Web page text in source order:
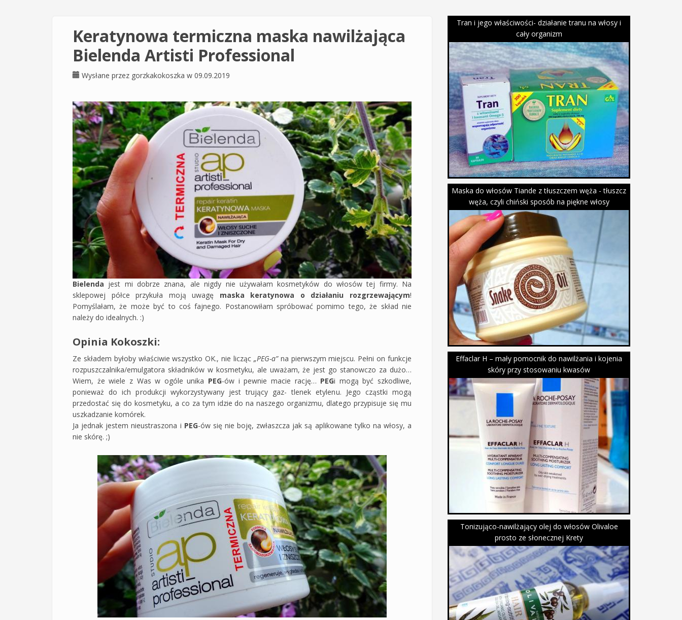
Keratynowa termiczna maska nawilżająca
Bielenda Artisti Professional
Wysłane przez gorzkakokoszka w 09.09.2019
Bielenda jest mi dobrze znana, ale nigdy nie używałam kosmetyków do włosów tej firmy. Na
sklepowej półce przykuła moją uwagę maska keratynowa o działaniu rozgrzewającym!
Pomyślałam, że może być to coś fajnego. Postanowiłam spróbować pomimo tego, że skład nie
należy do idealnych. :)
Opinia Kokoszki:
Ze składem byłoby właściwie wszystko OK., nie licząc „PEG-a”na pierwszym miejscu. Pełni on funkcje
rozpuszczalnika/emulgatora składników w kosmetyku, ale uważam, że jest go stanowczo za dużo…
Wiem, że wiele z Was w ogóle unika PEG-ów i pewnie macie rację… PEGi mogą być szkodliwe,
ponieważ do ich produkcji wykorzystywany jest trujący gaz- tlenek etylenu. Jego cząstki mogą
przedostać się do kosmetyku, a co za tym idzie do na naszego organizmu, dlatego przypisuje się mu
uszkadzanie komórek.
Ja jednak jestem nieustraszona i PEG-ów się nie boję, zwłaszcza jak są aplikowane tylko na włosy, a
nie skórę. ;)
Tran i jego właściwości- działanie tranu na włosy i
cały organizm
Maska do włosów Tiande z tłuszczem węża - tłuszcz
węża, czyli chiński sposób na piękne włosy
Effaclar H – mały pomocnik do nawilżania i kojenia
skóry przy stosowaniu kwasów
Tonizująco-nawilżający olej do włosów Olivaloe
prosto ze słonecznej Krety